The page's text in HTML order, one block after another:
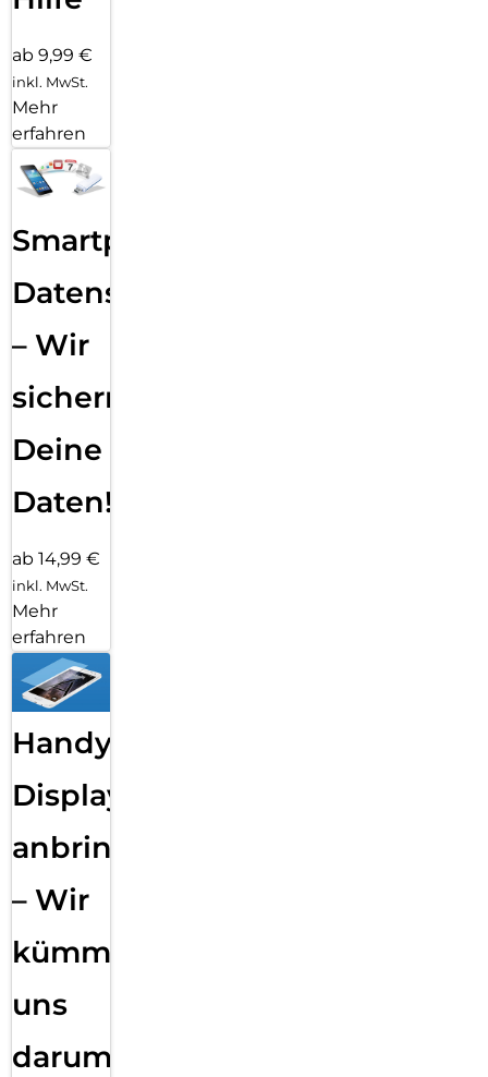
ab 9,99 €
inkl. MwSt.
Mehr
erfahren
Smartphone
Datensicherung
– Wir
sichern
Deine
Daten!
ab 14,99 €
inkl. MwSt.
Mehr
erfahren
Handy
Displayfolie
anbringen
– Wir
kümmern
uns
darum!